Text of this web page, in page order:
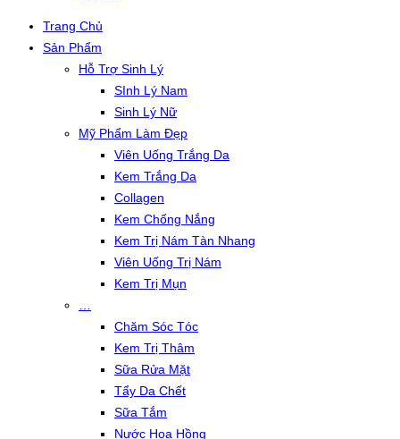
Trang Chủ
Sản Phẩm
Hỗ Trợ Sinh Lý
SInh Lý Nam
Sinh Lý Nữ
Mỹ Phẩm Làm Đẹp
Viên Uống Trắng Da
Kem Trắng Da
Collagen
Kem Chống Nắng
Kem Trị Nám Tàn Nhang
Viên Uống Trị Nám
Kem Trị Mụn
Chăm Sóc Tóc
Kem Trị Thâm
Sữa Rửa Mặt
Tẩy Da Chết
Sữa Tắm
Nước Hoa Hồng